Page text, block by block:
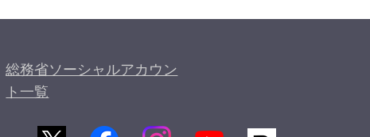
総務省ソーシャルアカウン
ト一覧